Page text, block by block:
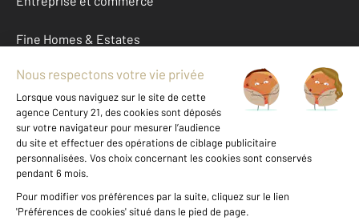
Fine Homes & Estates
À propos
International
Nous contacter